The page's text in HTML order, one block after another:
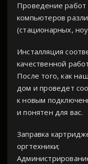
Проведение
компьютеров
(стационарных,
Инсталляция
качественной
После того, как
дом и проведет
к новым
и понятен для вас.
Заправка
оргтехники;